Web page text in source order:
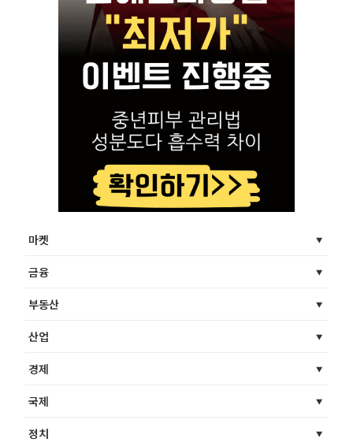
마켓
금융
부동산
산업
경제
국제
정치